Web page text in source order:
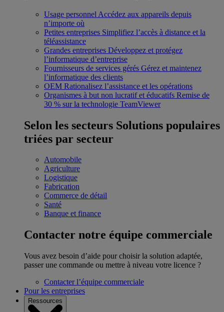
Usage personnel Accédez aux appareils depuis
n’importe où
Petites entreprises Simplifiez l’accès à distance et la
téléassistance
Grandes entreprises Développez et protégez
l’informatique d’entreprise
Fournisseurs de services gérés Gérez et maintenez
l’informatique des clients
OEM Rationalisez l’assistance et les opérations
Organismes à but non lucratif et éducatifs Remise de
30 % sur la technologie TeamViewer
Selon les secteurs Solutions populaires
triées par secteur
Automobile
Agriculture
Logistique
Fabrication
Commerce de détail
Santé
Banque et finance
Contacter notre équipe commerciale
Vous avez besoin d’aide pour choisir la solution adaptée,
passer une commande ou mettre à niveau votre licence ?
Contacter l’équipe commerciale
Pour les entreprises
Ressources